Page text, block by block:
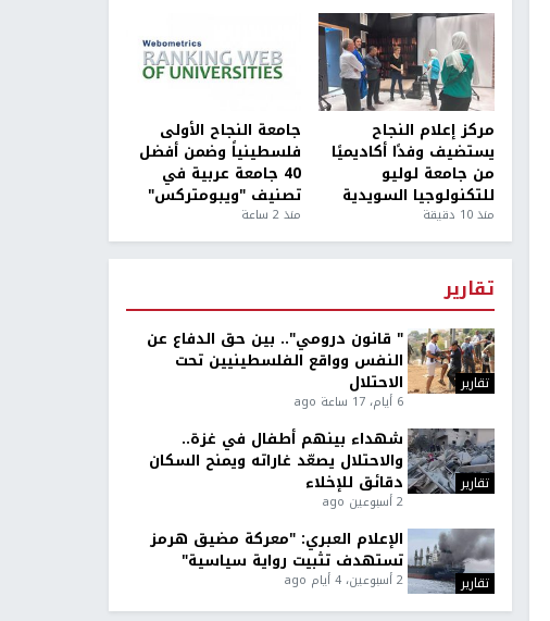
مركز إعلام النجاح
يستضيف وفدًا أكاديميًا
من جامعة لوليو
للتكنولوجيا السويدية
منذ 10 دقيقة
جامعة النجاح الأولى
فلسطينياً وضمن أفضل
40 جامعة عربية في
تصنيف "ويبومتركس"
منذ 2 ساعة
تقارير
تقارير
" قانون درومي".. بين حق الدفاع عن
النفس وواقع الفلسطينيين تحت
الاحتلال
6 أيام، 17 ساعة ago
تقارير
شهداء بينهم أطفال في غزة..
والاحتلال يصعّد غاراته ويمنح السكان
دقائق للإخلاء
2 أسبوعين ago
تقارير
الإعلام العبري: "معركة مضيق هرمز
تستهدف تثبيت رواية سياسية"
2 أسبوعين، 4 أيام ago